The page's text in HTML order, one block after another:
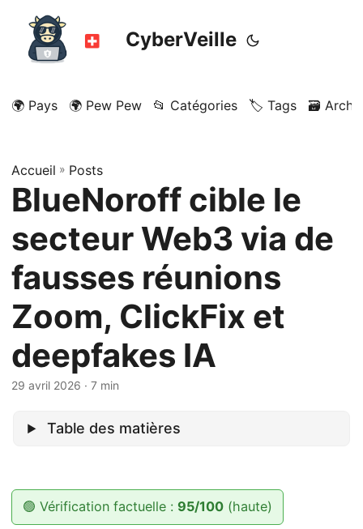
CyberVeille
🌍 Pays 🌍 Pew Pew 📂 Catégories 🏷️ Tags 🗃️
Accueil » Posts
BlueNoroff cible le
secteur Web3 via de
fausses réunions
Zoom, ClickFix et
deepfakes IA
29 avril 2026 · 7 min
Table des matières
🟢 Vérification factuelle : 95/100(haute)